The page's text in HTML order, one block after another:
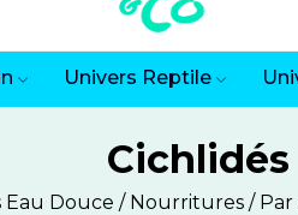
Univers Reptile
Cichlidés
Eau Douce Nourritures Par